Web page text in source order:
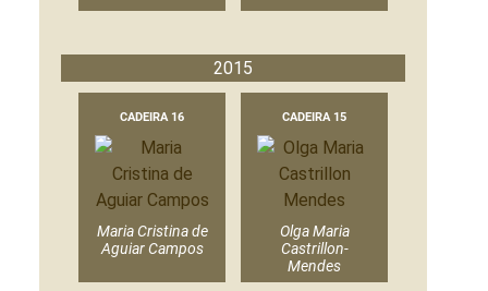
2015
CADEIRA 16
Maria Cristina de
Aguiar Campos
CADEIRA 15
Olga Maria
Castrillon-
Mendes